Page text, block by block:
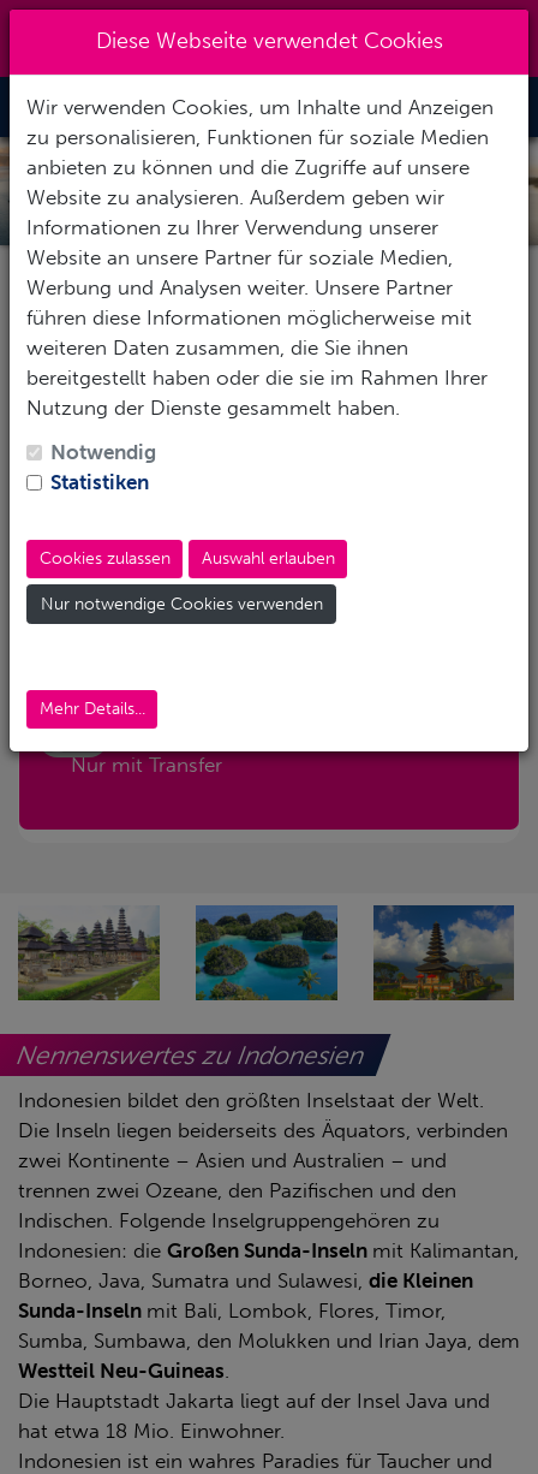
info@abenteuertauchen.de
Toggle
INDONESIEN
Pauschalereise Hotel Tauchbasis
Reise-Zeitraum
1Erwachsene
Abreise-Flughafen
Nur mit Transfer
Nennenswertes zu Indonesien
Indonesien bildet den größten Inselstaat der Welt.
Die Inseln liegen beiderseits des Äquators, verbinden
zwei Kontinente – Asien und Australien – und
trennen zwei Ozeane, den Pazifischen und den
Indischen. Folgende Inselgruppengehören zu
Indonesien: die Großen Sunda-Inseln mit Kalimantan,
Borneo, Java, Sumatra und Sulawesi, die Kleinen
Sunda-Inseln mit Bali, Lombok, Flores, Timor,
Sumba, Sumbawa, den Molukken und Irian Jaya, dem
Westteil Neu-Guineas
Die Hauptstadt Jakarta liegt auf der Insel Java und
hat etwa 18 Mio. Einwohner.
Indonesien ist ein wahres Paradies für Taucher und
Diese Webseite verwendet Cookies
Wir verwenden Cookies, um Inhalte und Anzeigen
zu personalisieren, Funktionen für soziale Medien
anbieten zu können und die Zugriffe auf unsere
Website zu analysieren. Außerdem geben wir
Informationen zu Ihrer Verwendung unserer
Website an unsere Partner für soziale Medien,
Werbung und Analysen weiter. Unsere Partner
führen diese Informationen möglicherweise mit
weiteren Daten zusammen, die Sie ihnen
bereitgestellt haben oder die sie im Rahmen Ihrer
Nutzung der Dienste gesammelt haben.
Notwendig
Statistiken
Cookies zulassen Auswahl erlauben
Nur notwendige Cookies verwenden
Mehr Details...